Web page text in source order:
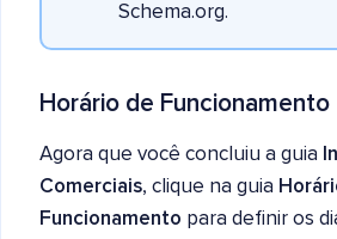
Schema.org.
Horário de Funcionamento
Agora que você concluiu a guia
Comerciais, clique na guia
Funcionamento para definir os